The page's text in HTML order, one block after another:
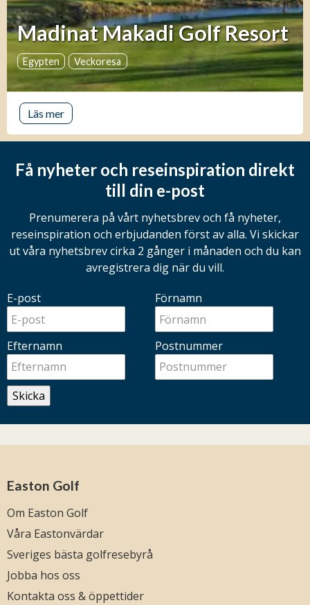
Madinat Makadi Golf Resort
Egypten Veckoresa
Läs mer
Få nyheter och reseinspiration direkt
till din e-post
Prenumerera på vårt nyhetsbrev och få nyheter,
reseinspiration och erbjudanden först av alla. Vi skickar
ut våra nyhetsbrev cirka 2 gånger i månaden och du kan
avregistrera dig när du vill.
E-post
Förnamn
Efternamn Postnummer
Skicka
Easton Golf
Om Easton Golf
Våra Eastonvärdar
Sveriges bästa golfresebyrå
Jobba hos oss
Kontakta oss & öppettider